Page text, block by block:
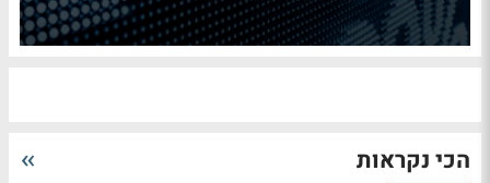
הכי נקראות